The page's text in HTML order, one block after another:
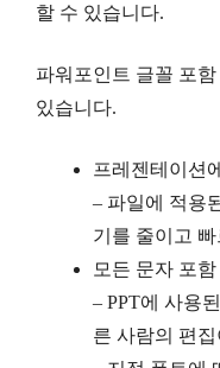
할 수 있습니다.
파워포인트 글꼴 포
있습니다.
프레젠테이션
– 파일에 적용
기를 줄이고
모든 문자 포함
– PPT에 사용
른 사람의 편